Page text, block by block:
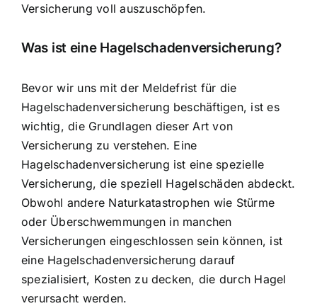
Versicherung voll auszuschöpfen.
Was ist eine Hagelschadenversicherung?
Bevor wir uns mit der Meldefrist für die
Hagelschadenversicherung beschäftigen, ist es
wichtig, die Grundlagen dieser Art von
Versicherung zu verstehen. Eine
Hagelschadenversicherung ist eine spezielle
Versicherung, die speziell Hagelschäden abdeckt.
Obwohl andere Naturkatastrophen wie Stürme
oder Überschwemmungen in manchen
Versicherungen eingeschlossen sein können, ist
eine Hagelschadenversicherung darauf
spezialisiert, Kosten zu decken, die durch Hagel
verursacht werden.